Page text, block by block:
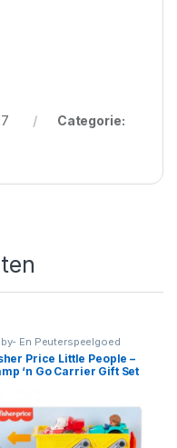
Categorie:
En Peuterspeelgoed
Price Little People –
‘n Go Carrier Gift Set